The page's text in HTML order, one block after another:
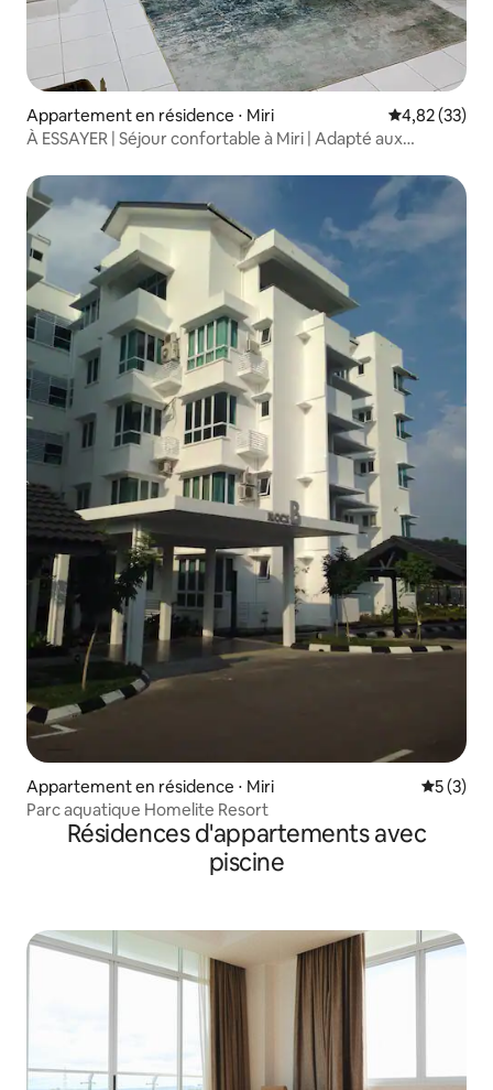
Appartement en résidence ⋅ Miri Évaluation
4,82 (33)
À ESSAYER | Séjour confortable à Miri | Adapté aux
Appartement en résidence ⋅ Miri
5 (3)
Parc aquatique Homelite Resort
Résidences d'appartements avec
piscine